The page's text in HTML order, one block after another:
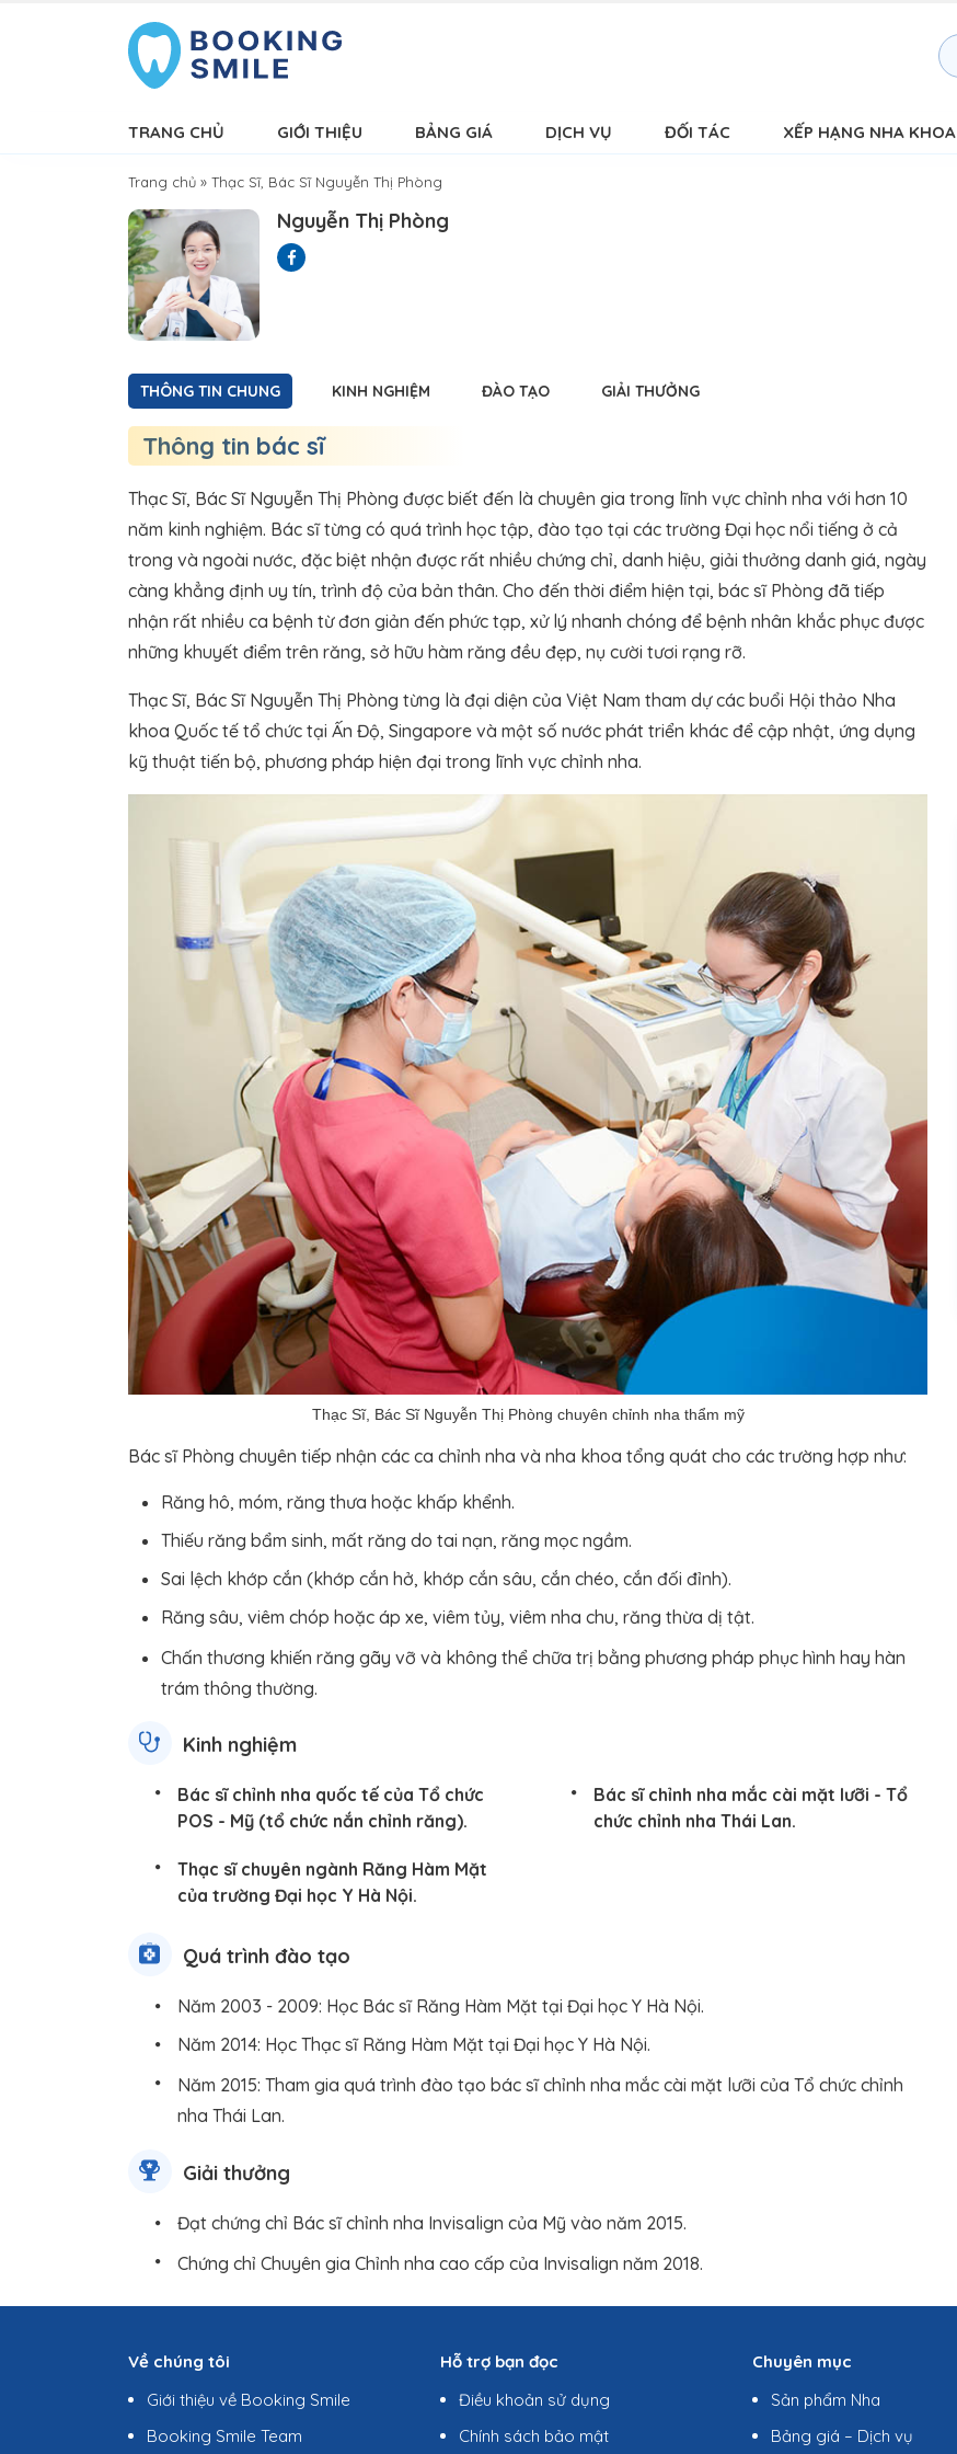
TRANG CHỦ GIỚI THIỆU BẢNG GIÁ DỊCH VỤ ĐỐI TÁC XẾP HẠNG NHA KHOA
Trang chủ » Thạc Sĩ, Bác Sĩ Nguyễn Thị Phòng
Nguyễn Thị Phòng
THÔNG TIN CHUNG KINH NGHIỆM ĐÀO TẠO GIẢI THƯỞNG
Thông tin bác sĩ
Thạc Sĩ, Bác Sĩ Nguyễn Thị Phòng được biết đến là chuyên gia trong lĩnh vực chỉnh nha với hơn 10
năm kinh nghiệm. Bác sĩ từng có quá trình học tập, đào tạo tại các trường Đại học nổi tiếng ở cả
trong và ngoài nước, đặc biệt nhận được rất nhiều chứng chỉ, danh hiệu, giải thưởng danh giá, ngày
càng khẳng định uy tín, trình độ của bản thân. Cho đến thời điểm hiện tại, bác sĩ Phòng đã tiếp
nhận rất nhiều ca bệnh từ đơn giản đến phức tạp, xử lý nhanh chóng để bệnh nhân khắc phục được
những khuyết điểm trên răng, sở hữu hàm răng đều đẹp, nụ cười tươi rạng rỡ.
Thạc Sĩ, Bác Sĩ Nguyễn Thị Phòng từng là đại diện của Việt Nam tham dự các buổi Hội thảo Nha
khoa Quốc tế tổ chức tại Ấn Độ, Singapore và một số nước phát triển khác để cập nhật, ứng dụng
kỹ thuật tiến bộ, phương pháp hiện đại trong lĩnh vực chỉnh nha.
Thạc Sĩ, Bác Sĩ Nguyễn Thị Phòng chuyên chỉnh nha thẩm mỹ
Bác sĩ Phòng chuyên tiếp nhận các ca chỉnh nha và nha khoa tổng quát cho các trường hợp như:
Răng hô, móm, răng thưa hoặc khấp khểnh.
Thiếu răng bẩm sinh, mất răng do tai nạn, răng mọc ngầm.
Sai lệch khớp cắn (khớp cắn hở, khớp cắn sâu, cắn chéo, cắn đối đỉnh).
Răng sâu, viêm chóp hoặc áp xe, viêm tủy, viêm nha chu, răng thừa dị tật.
Chấn thương khiến răng gãy vỡ và không thể chữa trị bằng phương pháp phục hình hay hàn
trám thông thường.
Kinh nghiệm
Bác sĩ chỉnh nha quốc tế của Tổ chức
POS - Mỹ (tổ chức nắn chỉnh răng).
Bác sĩ chỉnh nha mắc cài mặt lưỡi - Tổ
chức chỉnh nha Thái Lan.
Thạc sĩ chuyên ngành Răng Hàm Mặt
của trường Đại học Y Hà Nội.
Quá trình đào tạo
Năm 2003 - 2009: Học Bác sĩ Răng Hàm Mặt tại Đại học Y Hà Nội.
Năm 2014: Học Thạc sĩ Răng Hàm Mặt tại Đại học Y Hà Nội.
Năm 2015: Tham gia quá trình đào tạo bác sĩ chỉnh nha mắc cài mặt lưỡi của Tổ chức chỉnh
nha Thái Lan.
Giải thưởng
Đạt chứng chỉ Bác sĩ chỉnh nha Invisalign của Mỹ vào năm 2015.
Chứng chỉ Chuyên gia Chỉnh nha cao cấp của Invisalign năm 2018.
Về chúng tôi
Giới thiệu về Booking Smile
Booking Smile Team
Hỗ trợ bạn đọc
Điều khoản sử dụng
Chính sách bảo mật
Chuyên mục
Sản phẩm Nha
Bảng giá – Dịch vụ